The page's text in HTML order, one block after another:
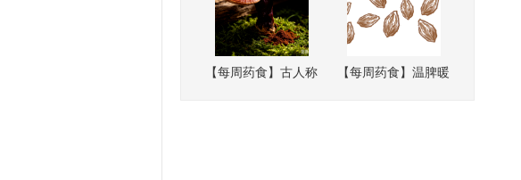
【每周药食】古人称
【每周药食】温脾暖